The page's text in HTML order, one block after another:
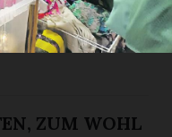
ist, wird das
ZUM WOHL